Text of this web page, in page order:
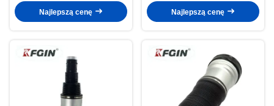
Najlepszą cenę
wioskowy powietrzny
Najlepszą cenę